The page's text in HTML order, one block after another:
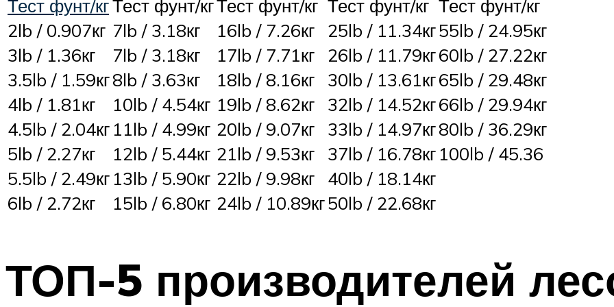
Тест фунт/кгТест фунт/кгТест фунт/кг Тест фунт/кг Тест фунт/кг
2lb / 0.907кг 7lb / 3.18кг 16lb / 7.26кг 25lb / 11.34кг55lb / 24.95кг
3lb / 1.36кг
7lb / 3.18кг 17lb / 7.71кг 26lb / 11.79кг60lb / 27.22кг
3.5lb / 1.59кг8lb / 3.63кг 18lb / 8.16кг 30lb / 13.61кг65lb / 29.48кг
4lb / 1.81кг
10lb / 4.54кг 19lb / 8.62кг 32lb / 14.52кг66lb / 29.94кг
4.5lb / 2.04кг 11lb / 4.99кг 20lb / 9.07кг 33lb / 14.97кг80lb / 36.29кг
5lb / 2.27кг
12lb / 5.44кг 21lb / 9.53кг 37lb / 16.78кг 100lb / 45.36
5.5lb / 2.49кг 13lb / 5.90кг 22lb / 9.98кг
40lb / 18.14кг
6lb / 2.72кг
15lb / 6.80кг 24lb / 10.89кг50lb / 22.68кг
ТОП-5 производителей